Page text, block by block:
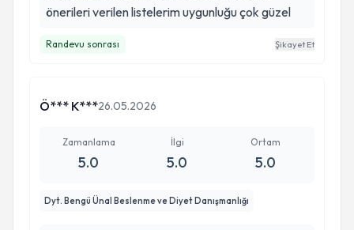
önerileri verilen listelerim uygunluğu çok güzel
Randevu sonrası Şikayet Et
Ö*** K***26.05.2026
Zamanlama
5.0
İlgi
5.0
Ortam
5.0
Dyt. Bengü Ünal Beslenme ve Diyet Danışmanlığı